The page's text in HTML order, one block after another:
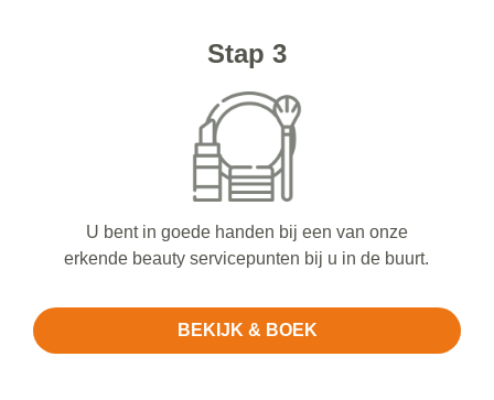
Stap 3
U bent in goede handen bij een van onze
erkende beauty servicepunten bij u in de buurt.
BEKIJK & BOEK